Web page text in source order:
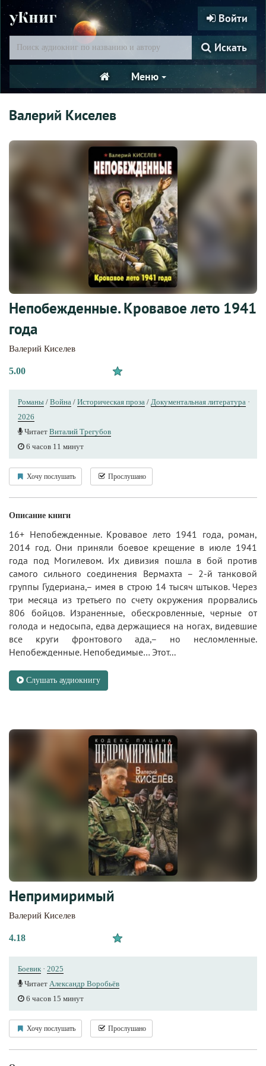
уКниг Войти
Искать
Меню
Валерий Киселев
Непобежденные. Кровавое лето 1941
года
Валерий Киселев
5.00
Романы / Война / Историческая проза / Документальная литература ·
2026
Читает Виталий Трегубов
6 часов 11 минут
Хочу послушать Прослушано
Описание книги
16+ Непобежденные. Кровавое лето 1941 года, роман,
2014 год. Они приняли боевое крещение в июле 1941
года под Могилевом. Их дивизия пошла в бой против
самого сильного соединения Вермахта – 2-й танковой
группы Гудериана,– имея в строю 14 тысяч штыков. Через
три месяца из третьего по счету окружения прорвались
806 бойцов. Израненные, обескровленные, черные от
голода и недосыпа, едва держащиеся на ногах, видевшие
все круги фронтового ада,– но несломленные.
Непобежденные. Непобедимые… Этот...
Слушать аудиокнигу
Непримиримый
Валерий Киселев
4.18
Боевик · 2025
Читает Александр Воробьёв
6 часов 15 минут
Хочу послушать Прослушано